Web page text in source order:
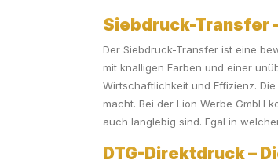
Siebdruck-Transfer
Der Siebdruck-Transfer ist eine
mit knalligen Farben und einer
Wirtschaftlichkeit und Effizienz.
macht. Bei der Lion Werbe GmbH
auch langlebig sind. Egal in
DTG-Direktdruck –